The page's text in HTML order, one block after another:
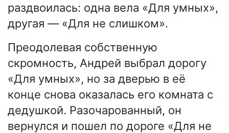
раздвоилась: одна вела «Для умных»,
другая — «Для не слишком».
Преодолевая собственную
скромность, Андрей выбрал дорогу
«Для умных», но за дверью в её
конце снова оказалась его комната с
дедушкой. Разочарованный, он
вернулся и пошел по дороге «Для не